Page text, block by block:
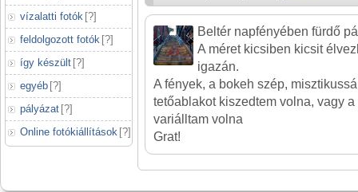
vízalatti fotók [?]
feldolgozott fotók [?]
így készült [?]
egyéb [?]
pályázat [?]
Online fotókiállítások [?]
Beltér napfényében fürdő
A méret kicsiben kicsit
igazán.
A fények, a bokeh szép,
tetőablakot kiszedtem volna, vagy
variálltam volna
Grat!